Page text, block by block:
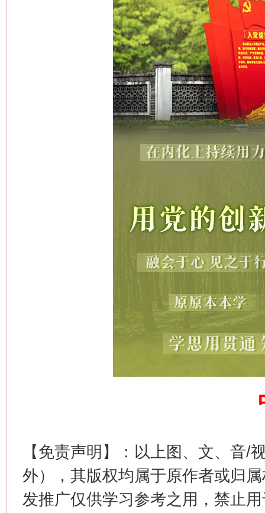
【免责声明】：以上图、文、音/
外），其版权均属于原作者或归
发推广仅供学习参考之用，禁止
网上购药对药下症？
这是一记警钟！ 谢